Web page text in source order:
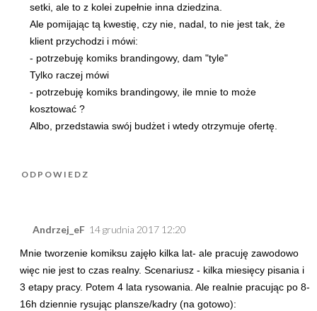
setki, ale to z kolei zupełnie inna dziedzina.
Ale pomijając tą kwestię, czy nie, nadal, to nie jest tak, że
klient przychodzi i mówi:
- potrzebuję komiks brandingowy, dam "tyle"
Tylko raczej mówi
- potrzebuję komiks brandingowy, ile mnie to może
kosztować ?
Albo, przedstawia swój budżet i wtedy otrzymuje ofertę.
ODPOWIEDZ
Andrzej_eF 14 grudnia 2017 12:20
Mnie tworzenie komiksu zajęło kilka lat- ale pracuję zawodowo
więc nie jest to czas realny. Scenariusz - kilka miesięcy pisania i
3 etapy pracy. Potem 4 lata rysowania. Ale realnie pracując po 8-
16h dziennie rysując plansze/kadry (na gotowo):